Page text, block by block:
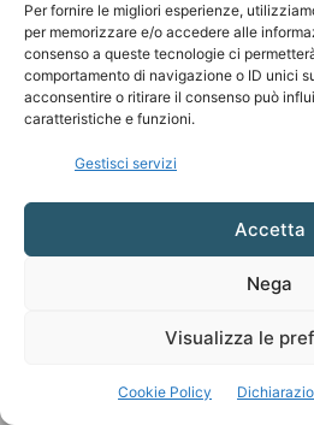
Per fornire le migliori esperienze,
per memorizzare e/o accedere alle
consenso a queste tecnologie ci
comportamento di navigazione o ID unici
acconsentire o ritirare il consenso può
caratteristiche e funzioni.
Gestisci servizi
Accetta
Nega
Visualizza le
Cookie Policy